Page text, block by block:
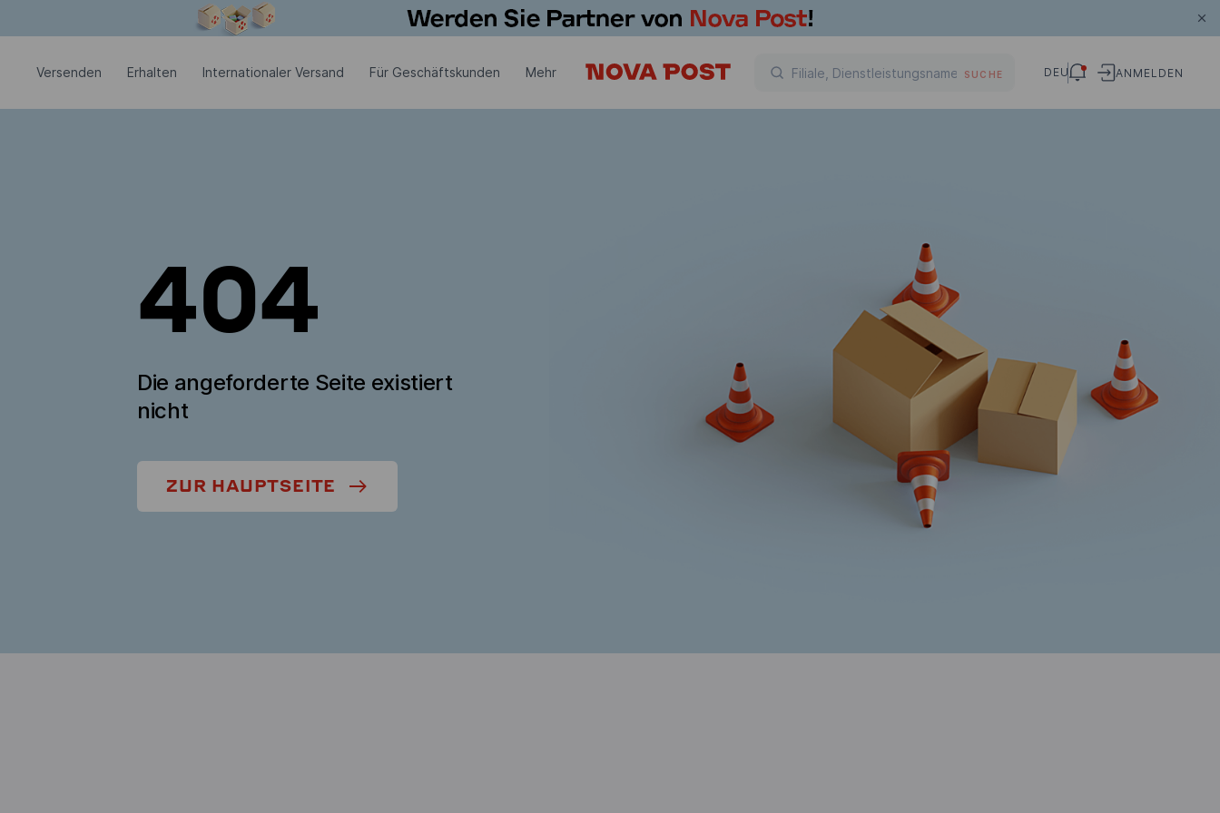
Versenden Erhalten Internationaler Versand Für Geschäftskunden Mehr SUCHE DEU ANMELDEN
404
Die angeforderte Seite existiert
nicht
ZUR HAUPTSEITE
Modales Fenster ist geöffnet